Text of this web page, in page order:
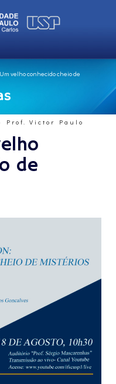
velho conhecido cheio de
Prof. Victor Paulo
de